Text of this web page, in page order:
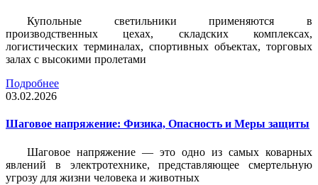
Купольные светильники применяются в
производственных цехах, складских комплексах,
логистических терминалах, спортивных объектах, торговых
залах с высокими пролетами
Подробнее
03.02.2026
Шаговое напряжение: Физика, Опасность и Меры защиты
Шаговое напряжение — это одно из самых коварных
явлений в электротехнике, представляющее смертельную
угрозу для жизни человека и животных